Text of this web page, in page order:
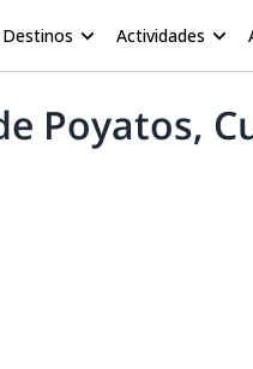
Destinos Actividades
Poyatos,